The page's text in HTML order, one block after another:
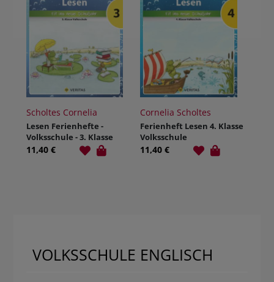
Scholtes Cornelia
Lesen Ferienhefte -
Volksschule - 3. Klasse
11,40 €
Cornelia Scholtes
Ferienheft Lesen 4. Klasse
Volksschule
11,40 €
VOLKSSCHULE ENGLISCH